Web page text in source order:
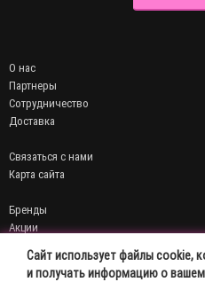
О нас
Партнеры
Сотрудничество
Доставка
Связаться с нами
Карта сайта
Бренды
Акции
Политика конфиденциальности
Сайт использует файлы cookie,
и получать информацию о